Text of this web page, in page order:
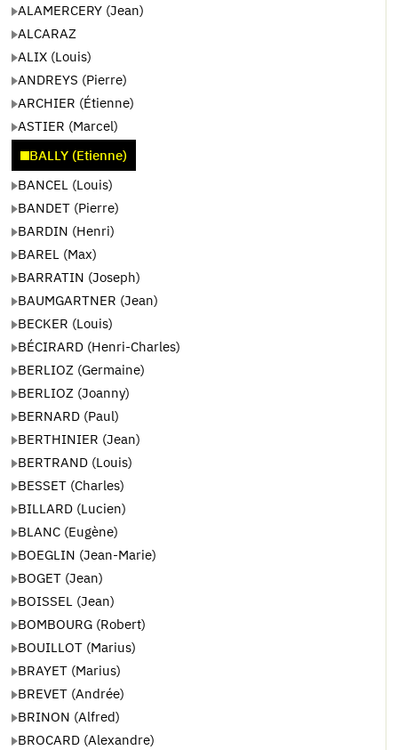
ALAMERCERY (Jean)
ALCARAZ
ALIX (Louis)
ANDREYS (Pierre)
ARCHIER (Étienne)
ASTIER (Marcel)
BALLY (Etienne)
BANCEL (Louis)
BANDET (Pierre)
BARDIN (Henri)
BAREL (Max)
BARRATIN (Joseph)
BAUMGARTNER (Jean)
BECKER (Louis)
BÉCIRARD (Henri-Charles)
BERLIOZ (Germaine)
BERLIOZ (Joanny)
BERNARD (Paul)
BERTHINIER (Jean)
BERTRAND (Louis)
BESSET (Charles)
BILLARD (Lucien)
BLANC (Eugène)
BOEGLIN (Jean-Marie)
BOGET (Jean)
BOISSEL (Jean)
BOMBOURG (Robert)
BOUILLOT (Marius)
BRAYET (Marius)
BREVET (Andrée)
BRINON (Alfred)
BROCARD (Alexandre)